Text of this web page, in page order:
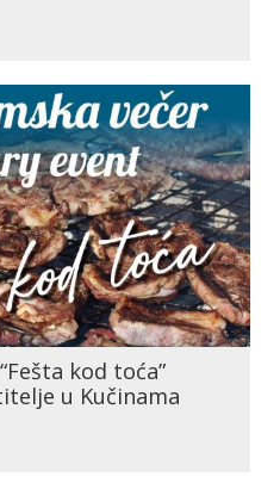
kod toća”
u Kučinama